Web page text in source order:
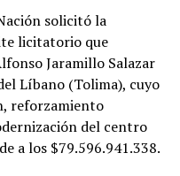
solicitó la
licitatorio que
Jaramillo Salazar
Líbano (Tolima), cuyo
reforzamiento
del centro
a los $79.596.941.338.